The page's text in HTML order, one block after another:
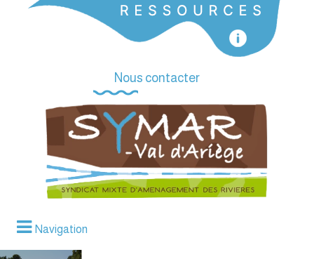
Nous contacter
Navigation